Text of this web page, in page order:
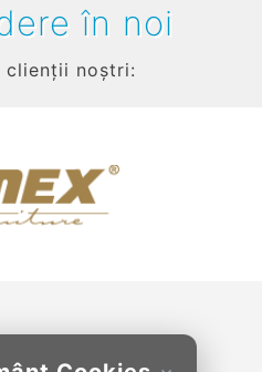
în noi
clienții noștri: